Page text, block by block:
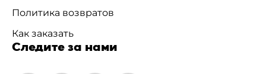
Политика возвратов
Как заказать
Следите за нами